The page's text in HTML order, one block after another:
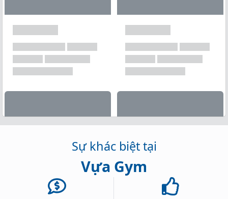
Sự khác biệt tại
Vựa Gym